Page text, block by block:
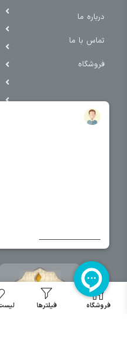
درباره ما
تماس با ما
فروشگاه
سایر دسته بندی ها
صنعتی
فروشگاه فیلترها